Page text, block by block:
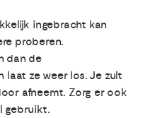
ingebracht kan
proberen.
dan de
laat ze weer los. Je zult
afneemt. Zorg er ook
gebruikt.